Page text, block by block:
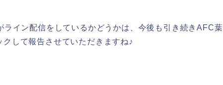
ライン配信をしているかどうかは、今後も引き続きAFC葉
して報告させていただきますね♪